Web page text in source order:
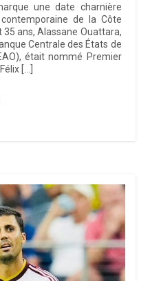
une date charnière
de la Côte
35 ans, Alassane Ouattara,
Centrale des États de
était nommé Premier
[…]